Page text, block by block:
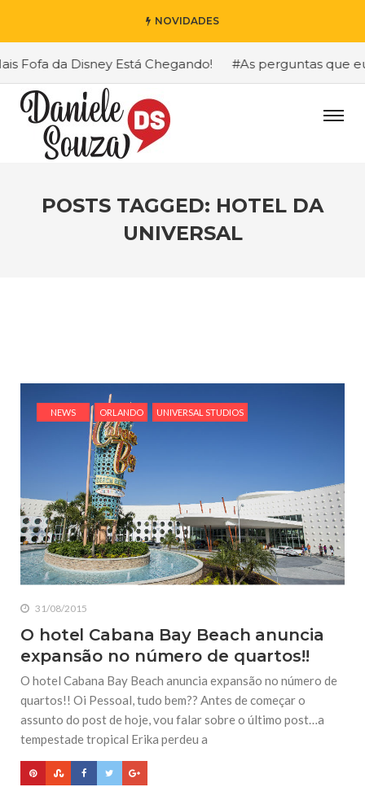
NOVIDADES
da Disney Está Chegando! #As perguntas que eu
POSTS TAGGED: HOTEL DA
UNIVERSAL
NEWS ORLANDO UNIVERSAL STUDIOS
31/08/2015
O hotel Cabana Bay Beach anuncia
expansão no número de quartos!!
O hotel Cabana Bay Beach anuncia expansão no número de
quartos!! Oi Pessoal, tudo bem?? Antes de começar o
assunto do post de hoje, vou falar sobre o último post…a
tempestade tropical Erika perdeu a